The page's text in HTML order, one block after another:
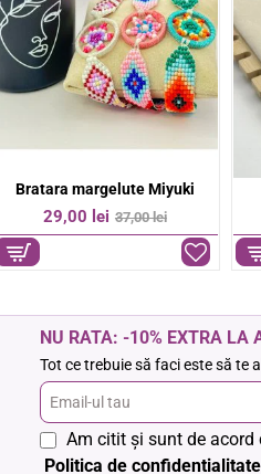
-50%
Bratara colorata pe snur
6,00 lei 12,00 lei
NU RATA: -10% EXTRA LA
Tot ce trebuie să faci este să te
Email-
ul
tau
Am citit şi sunt de acord
Politica de confidentialitate